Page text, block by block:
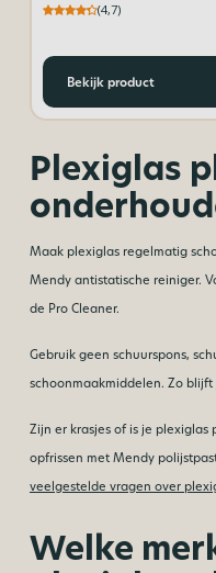
(4,7)
Bekijk product
Plexiglas
Maak plexiglas regelmatig
Mendy antistatische reiniger.
de Pro Cleaner.
Gebruik geen schuurspons,
schoonmaakmiddelen. Zo
Zijn er krasjes of is je
opfrissen met Mendy
veelgestelde vragen over
Welke